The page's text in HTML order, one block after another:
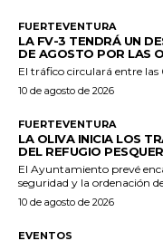
FUERTEVENTURA
LA FV-3 TENDRÁ UN
DE AGOSTO POR LAS
El tráfico circulará entre las
10 de agosto de 2026
FUERTEVENTURA
LA OLIVA INICIA LOS
DEL REFUGIO
El Ayuntamiento prevé
seguridad y la ordenación
10 de agosto de 2026
EVENTOS